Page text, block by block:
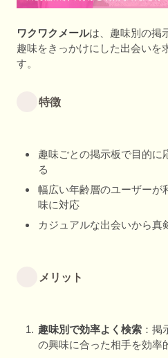
ワクワクメールは、趣味別の掲
趣味をきっかけにした出会いを
す。
特徴
趣味ごとの掲示板で目的に
る
幅広い年齢層のユーザーが
味に対応
カジュアルな出会いから真
メリット
趣味別で効率よく検索 ：
の興味に合った相手を効率